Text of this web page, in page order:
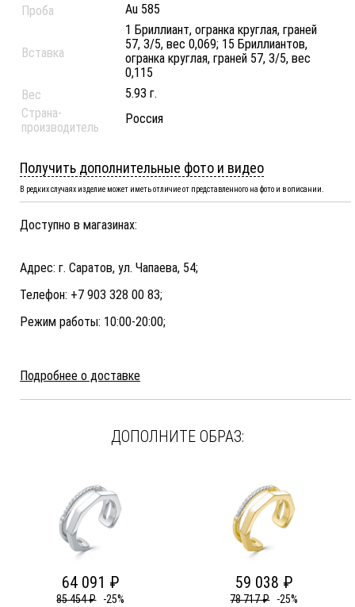
Проба
Au 585
Вставка
1 Бриллиант, огранка круглая, граней
57, 3/5, вес 0,069; 15 Бриллиантов,
огранка круглая, граней 57, 3/5, вес
0,115
Вес
5.93 г.
Страна-
производитель
Россия
Получить дополнительные фото и видео
В редких случаях изделие может иметь отличие от представленного на фото и в описании.
Доступно в магазинах:
Адрес: г. Саратов, ул. Чапаева, 54;
Телефон: +7 903 328 00 83;
Режим работы: 10:00-20:00;
Подробнее о доставке
ДОПОЛНИТЕ ОБРАЗ:
64 091 ₽
85 454 ₽ -25%
59 038 ₽
78 717 ₽ -25%